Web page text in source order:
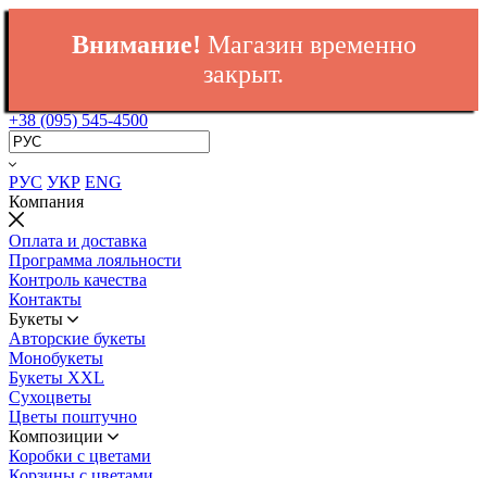
Внимание! Магазин временно
закрыт.
+38 (095) 545-4500
РУС УКР ENG
Компания
Оплата и доставка
Программа лояльности
Контроль качества
Контакты
Букеты
Авторские букеты
Монобукеты
Букеты XXL
Сухоцветы
Цветы поштучно
Композиции
Коробки с цветами